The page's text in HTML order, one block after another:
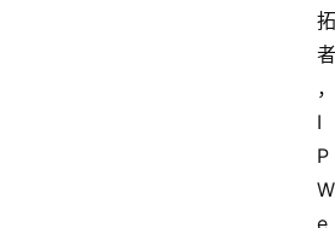
拓
者
，
I
P
W
e